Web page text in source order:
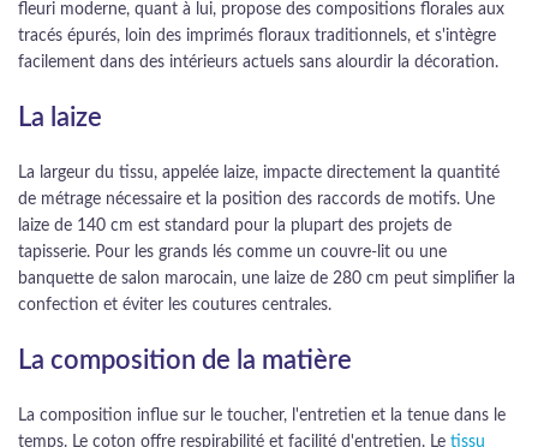
fleuri moderne, quant à lui, propose des compositions florales aux
tracés épurés, loin des imprimés floraux traditionnels, et s'intègre
facilement dans des intérieurs actuels sans alourdir la décoration.
La laize
La largeur du tissu, appelée laize, impacte directement la quantité
de métrage nécessaire et la position des raccords de motifs. Une
laize de 140 cm est standard pour la plupart des projets de
tapisserie. Pour les grands lés comme un couvre-lit ou une
banquette de salon marocain, une laize de 280 cm peut simplifier la
confection et éviter les coutures centrales.
La composition de la matière
La composition influe sur le toucher, l'entretien et la tenue dans le
temps. Le coton offre respirabilité et facilité d'entretien. Le tissu